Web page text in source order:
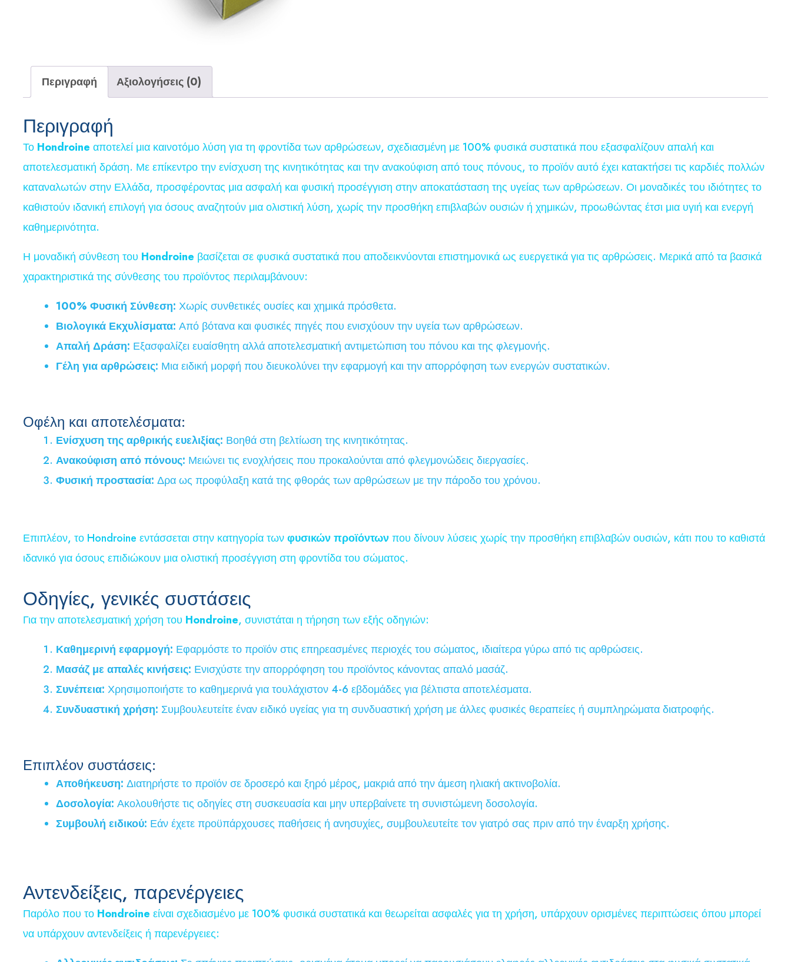
Περιγραφή Αξιολογήσεις (0)
Περιγραφή
Το Hondroine αποτελεί μια καινοτόμο λύση για τη φροντίδα των αρθρώσεων, σχεδιασμένη με 100% φυσικά συστατικά που εξασφαλίζουν απαλή και
αποτελεσματική δράση. Με επίκεντρο την ενίσχυση της κινητικότητας και την ανακούφιση από τους πόνους, το προϊόν αυτό έχει κατακτήσει τις καρδιές πολλών
καταναλωτών στην Ελλάδα, προσφέροντας μια ασφαλή και φυσική προσέγγιση στην αποκατάσταση της υγείας των αρθρώσεων. Οι μοναδικές του ιδιότητες το
καθιστούν ιδανική επιλογή για όσους αναζητούν μια ολιστική λύση, χωρίς την προσθήκη επιβλαβών ουσιών ή χημικών, προωθώντας έτσι μια υγιή και ενεργή
καθημερινότητα.
Η μοναδική σύνθεση του Hondroine βασίζεται σε φυσικά συστατικά που αποδεικνύονται επιστημονικά ως ευεργετικά για τις αρθρώσεις. Μερικά από τα βασικά
χαρακτηριστικά της σύνθεσης του προϊόντος περιλαμβάνουν:
100% Φυσική Σύνθεση: Χωρίς συνθετικές ουσίες και χημικά πρόσθετα.
Βιολογικά Εκχυλίσματα: Από βότανα και φυσικές πηγές που ενισχύουν την υγεία των αρθρώσεων.
Απαλή Δράση: Εξασφαλίζει ευαίσθητη αλλά αποτελεσματική αντιμετώπιση του πόνου και της φλεγμονής.
Γέλη για αρθρώσεις: Μια ειδική μορφή που διευκολύνει την εφαρμογή και την απορρόφηση των ενεργών συστατικών.
Οφέλη και αποτελέσματα:
Ενίσχυση της αρθρικής ευελιξίας: Βοηθά στη βελτίωση της κινητικότητας.
Ανακούφιση από πόνους: Μειώνει τις ενοχλήσεις που προκαλούνται από φλεγμονώδεις διεργασίες.
Φυσική προστασία: Δρα ως προφύλαξη κατά της φθοράς των αρθρώσεων με την πάροδο του χρόνου.
Επιπλέον, το Hondroine εντάσσεται στην κατηγορία τωνφυσικών προϊόντωνπου δίνουν λύσεις χωρίς την προσθήκη επιβλαβών ουσιών, κάτι που το καθιστά
ιδανικό για όσους επιδιώκουν μια ολιστική προσέγγιση στη φροντίδα του σώματος.
Οδηγίες, γενικές συστάσεις
Για την αποτελεσματική χρήση του Hondroine, συνιστάται η τήρηση των εξής οδηγιών:
Καθημερινή εφαρμογή: Εφαρμόστε το προϊόν στις επηρεασμένες περιοχές του σώματος, ιδιαίτερα γύρω από τις αρθρώσεις.
Μασάζ με απαλές κινήσεις: Ενισχύστε την απορρόφηση του προϊόντος κάνοντας απαλό μασάζ.
Συνέπεια: Χρησιμοποιήστε το καθημερινά για τουλάχιστον 4-6 εβδομάδες για βέλτιστα αποτελέσματα.
Συνδυαστική χρήση: Συμβουλευτείτε έναν ειδικό υγείας για τη συνδυαστική χρήση με άλλες φυσικές θεραπείες ή συμπληρώματα διατροφής.
Επιπλέον συστάσεις:
Αποθήκευση: Διατηρήστε το προϊόν σε δροσερό και ξηρό μέρος, μακριά από την άμεση ηλιακή ακτινοβολία.
Δοσολογία: Ακολουθήστε τις οδηγίες στη συσκευασία και μην υπερβαίνετε τη συνιστώμενη δοσολογία.
Συμβουλή ειδικού: Εάν έχετε προϋπάρχουσες παθήσεις ή ανησυχίες, συμβουλευτείτε τον γιατρό σας πριν από την έναρξη χρήσης.
Αντενδείξεις, παρενέργειες
Παρόλο που το Hondroine είναι σχεδιασμένο με 100% φυσικά συστατικά και θεωρείται ασφαλές για τη χρήση, υπάρχουν ορισμένες περιπτώσεις όπου μπορεί
να υπάρχουν αντενδείξεις ή παρενέργειες: